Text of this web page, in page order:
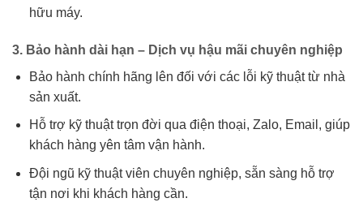
hữu máy.
3. Bảo hành dài hạn – Dịch vụ hậu mãi chuyên nghiệp
Bảo hành chính hãng lên đối với các lỗi kỹ thuật từ nhà
sản xuất.
Hỗ trợ kỹ thuật trọn đời qua điện thoại, Zalo, Email, giúp
khách hàng yên tâm vận hành.
Đội ngũ kỹ thuật viên chuyên nghiệp, sẵn sàng hỗ trợ
tận nơi khi khách hàng cần.